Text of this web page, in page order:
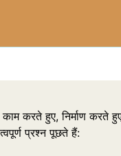
हुए, निर्माण करते हुए,
प्रश्न पूछते हैं: